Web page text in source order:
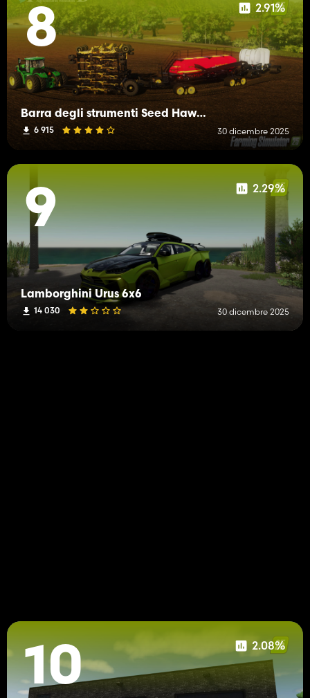
8 2.91%
Barra degli strumenti Seed Hawk XL (84 piedi) con sistemi aggiuntivi
6 915 30 dicembre 2025
9 2.29%
Lamborghini Urus 6x6
14 030 30 dicembre 2025
10 2.08%